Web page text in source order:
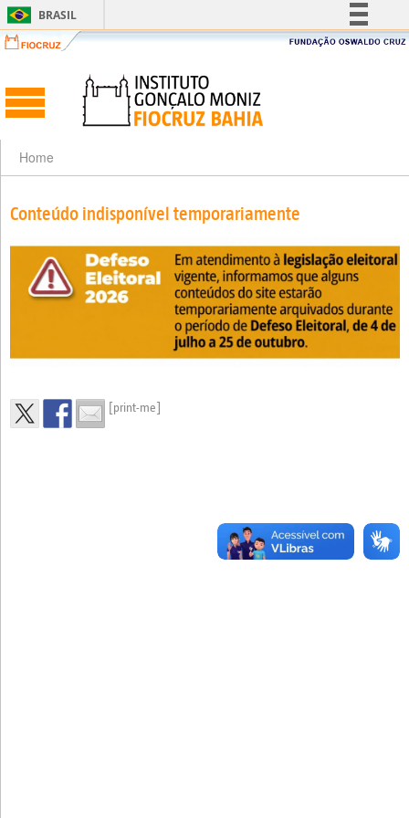
BRASIL
Simplifique!
Acesso à informação
Canais
Home
Conteúdo indisponível temporariamente
[print-me]